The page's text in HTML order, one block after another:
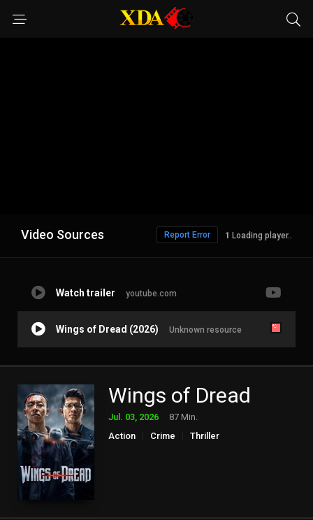
Video Sources Loading player..
Report Error
Watch trailer youtube.com
Wings of Dread (2026) Unknown resource
Wings of Dread
Jul. 03, 2026
87 Min.
Action
Crime Thriller